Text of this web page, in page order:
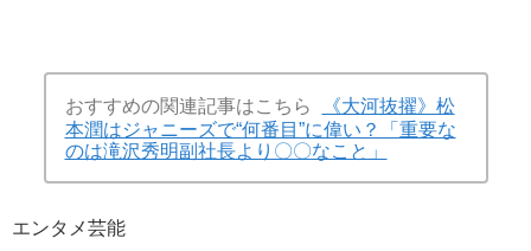
おすすめの関連記事はこちら
《大河抜擢》松
本潤はジャニーズで“何番目”に偉い？「重要な
のは滝沢秀明副社長より〇〇なこと」
エンタメ芸能